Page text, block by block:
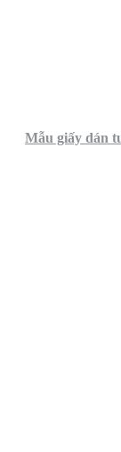
Mẫu giấy dán